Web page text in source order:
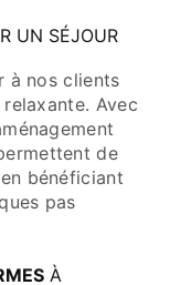
UN SÉJOUR
à nos clients
Avec
de
bénéficiant
pas
À